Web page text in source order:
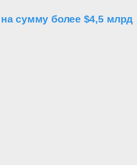
сумму более $4,5 млрд